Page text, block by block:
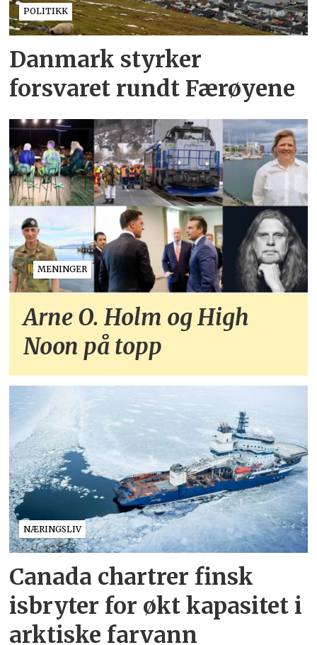
POLITIKK
Danmark styrker
forsvaret rundt Færøyene
MENINGER
Arne O. Holm og High
Noon på topp
NÆRINGSLIV
Canada chartrer finsk
isbryter for økt kapasitet i
arktiske farvann